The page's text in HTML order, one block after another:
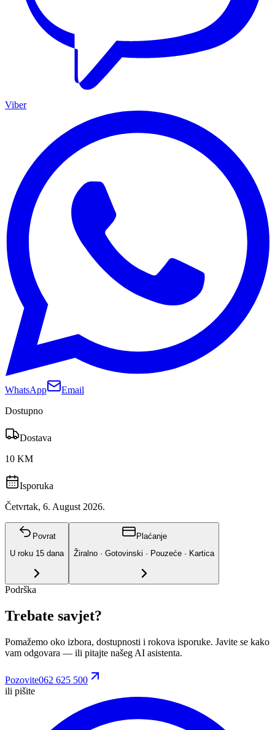
Viber
WhatsApp
Email
Dostupno
Dostava
10 KM
Isporuka
Četvrtak, 6. August 2026.
Povrat
U roku 15 dana
Plaćanje
Žiralno · Gotovinski · Pouzeće · Kartica
Podrška
Trebate savjet?
Pomažemo oko izbora, dostupnosti i rokova isporuke. Javite se kako
vam odgovara — ili pitajte našeg AI asistenta.
Pozovite062 625 500
ili pišite